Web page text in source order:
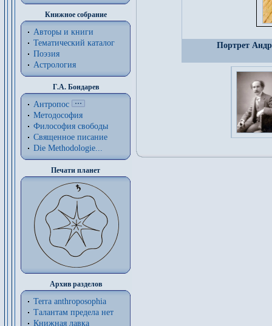
Книжное собрание
Авторы и книги
Тематический каталог
Поэзия
Астрология
Г.А. Бондарев
Антропос
Методософия
Философия cвободы
Священное писание
Die Methodologie...
Печати планет
Архив разделов
Terra anthroposophia
Талантам предела нет
Книжная лавка
Портрет